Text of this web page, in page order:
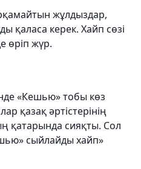
жұлдыздар,
қаласа керек. Хайп сөзі
өріп жүр.
«Кешью» тобы көз
қазақ әртістерінің
қатарында сияқты. Сол
сыйлайды хайп»